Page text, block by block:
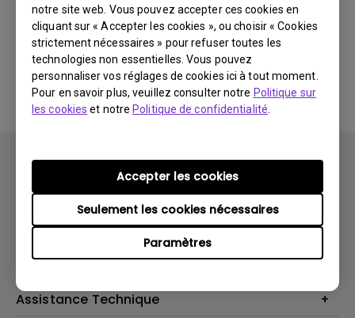
notre site web. Vous pouvez accepter ces cookies en
cliquant sur « Accepter les cookies », ou choisir « Cookies
strictement nécessaires » pour refuser toutes les
technologies non essentielles. Vous pouvez
personnaliser vos réglages de cookies ici à tout moment.
Pour en savoir plus, veuillez consulter notre Politique sur
les cookies et notre Politique de confidentialité
Paramètres
Seulement les cookies nécessaires
Accepter les cookies
Aucune vidéo associée
Produits
Vidéoprojecteurs
Éclairage
Business Display
Assistance Technique